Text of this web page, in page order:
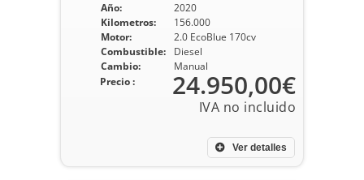
Año:
2020
Kilometros:
156.000
Motor:
2.0 EcoBlue 170cv
Combustible:
Diesel
Cambio:
Manual
Ver detalles
Precio : 24.950,00€